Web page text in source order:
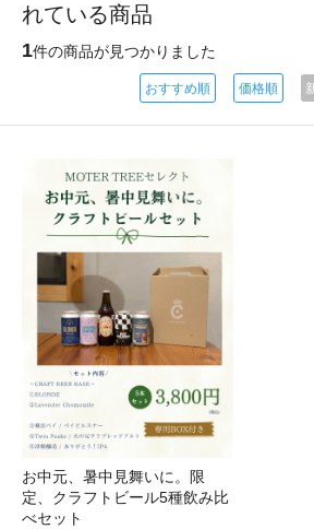
れている商品
1件の商品が見つかりました
おすすめ順 価格順
お中元、暑中見舞いに。限
定、クラフトビール5種飲み比
べセット